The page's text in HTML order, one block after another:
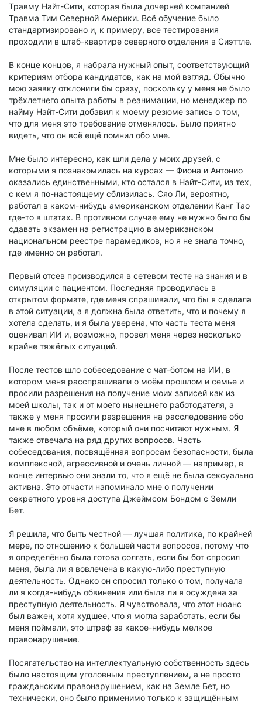
Травму Найт-Сити, которая была дочерней компанией
Травма Тим Северной Америки. Всё обучение было
стандартизировано и, к примеру, все тестирования
проходили в штаб-квартире северного отделения в Сиэттле.
В конце концов, я набрала нужный опыт, соответствующий
критериям отбора кандидатов, как на мой взгляд. Обычно
мою заявку отклонили бы сразу, поскольку у меня не было
трёхлетнего опыта работы в реанимации, но менеджер по
найму Найт-Сити добавил к моему резюме запись о том,
что для меня это требование отменялось. Было приятно
видеть, что он всё ещё помнил обо мне.
Мне было интересно, как шли дела у моих друзей, с
которыми я познакомилась на курсах — Фиона и Антонио
оказались единственными, кто остался в Найт-Сити, из тех,
с кем я по-настоящему сблизилась. Сяо Ли, вероятно,
работал в каком-нибудь американском отделении Канг Тао
где-то в штатах. В противном случае ему не нужно было бы
сдавать экзамен на регистрацию в американском
национальном реестре парамедиков, но я не знала точно,
где именно он работал.
Первый отсев производился в сетевом тесте на знания и в
симуляции с пациентом. Последняя проводилась в
открытом формате, где меня спрашивали, что бы я сделала
в этой ситуации, а я должна была ответить, что и почему я
хотела сделать, и я была уверена, что часть теста меня
оценивал ИИ и, возможно, провёл меня через несколько
крайне тяжёлых ситуаций.
После тестов шло собеседование с чат-ботом на ИИ, в
котором меня расспрашивали о моём прошлом и семье и
просили разрешения на получение моих записей как из
моей школы, так и от моего нынешнего работодателя, а
также у меня просили разрешения на расследование обо
мне в любом объёме, который они посчитают нужным. Я
также отвечала на ряд других вопросов. Часть
собеседования, посвящённая вопросам безопасности, была
комплексной, агрессивной и очень личной — например, в
конце интервью они знали то, что я ещё не была сексуально
активна. Это отчасти напоминало мне о получении
секретного уровня доступа Джеймсом Бондом с Земли
Бет.
Я решила, что быть честной — лучшая политика, по крайней
мере, по отношению к большей части вопросов, потому что
я определённо была готова солгать, если бы бот спросил
меня, была ли я вовлечена в какую-либо преступную
деятельность. Однако он спросил только о том, получала
ли я когда-нибудь обвинения или была ли я осуждена за
преступную деятельность. Я чувствовала, что этот нюанс
был важен, хотя худшее, что я могла заработать, если бы
меня поймали, это штраф за какое-нибудь мелкое
правонарушение.
Посягательство на интеллектуальную собственность здесь
было настоящим уголовным преступлением, а не просто
гражданским правонарушением, как на Земле Бет, но
технически, оно было применимо только к защищённым